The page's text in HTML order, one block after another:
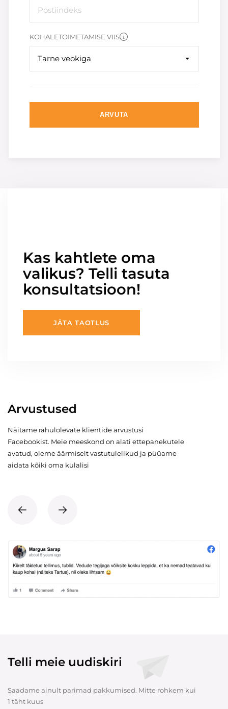
KOHALETOIMETAMISE VIIS
Tarne veokiga
ARVUTA
Kas kahtlete oma
valikus? Telli tasuta
konsultatsioon!
JÄTA TAOTLUS
Arvustused
Näitame rahulolevate klientide arvustusi
Facebookist. Meie meeskond on alati ettepanekutele
avatud, oleme äärmiselt vastutulelikud ja püüame
aidata kõiki oma külalisi
Telli meie uudiskiri
Saadame ainult parimad pakkumised. Mitte rohkem kui
1 täht kuus